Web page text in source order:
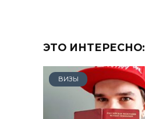
ЭТО ИНТЕРЕСНО:
ВИЗЫ